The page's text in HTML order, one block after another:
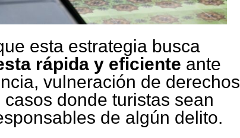
esta estrategia busca
rápida y eficiente ante
vulneración de derechos
donde turistas sean
de algún delito.